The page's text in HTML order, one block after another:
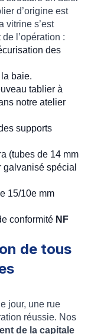
d’origine est
vitrine s’est
l’opération :
des
baie.
tablier à
notre atelier
supports
(tubes de 14 mm
spécial
15/10e mm
conformité NF
de tous
jour, une rue
réussie. Nos
de la capitale